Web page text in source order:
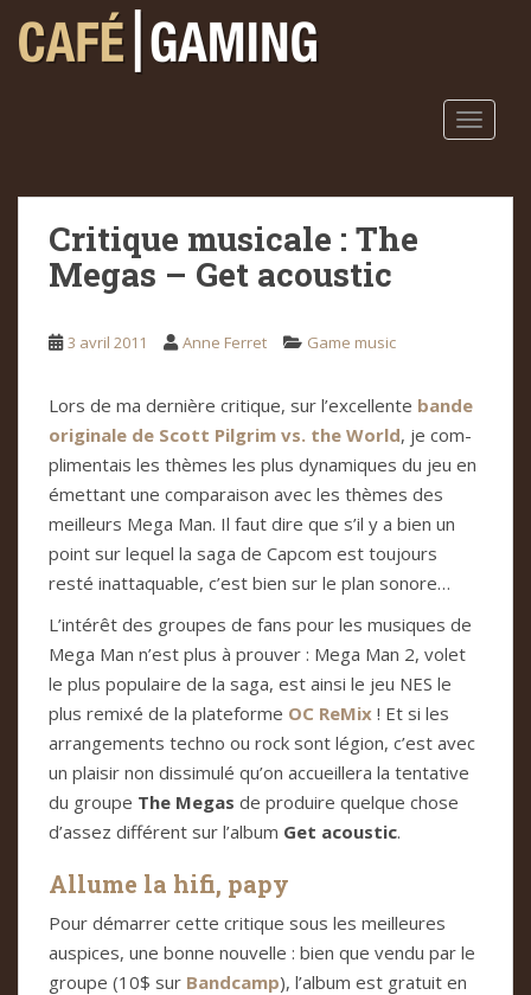
Critique musicale : The
Megas – Get acoustic
3 avril 2011 Anne Ferret Game music
Lors de ma der­nière cri­ti­que, sur l’excel­lente bande
ori­gi­nale de Scott Pil­grim vs. the World, je com­
pli­men­tais les thè­mes les plus dyna­mi­ques du jeu en
émet­tant une com­pa­rai­son avec les thè­mes des
meilleurs Mega Man. Il faut dire que s’il y a bien un
point sur lequel la saga de Cap­com est tou­jours
resté inat­ta­qua­ble, c’est bien sur le plan sonore…
L’inté­rêt des grou­pes de fans pour les musi­ques de
Mega Man n’est plus à prou­ver : Mega Man 2, volet
le plus popu­laire de la saga, est ainsi le jeu NES le
plus remixé de la pla­te­forme OC ReMix ! Et si les
arran­ge­ments techno ou rock sont légion, c’est avec
un plai­sir non dis­si­mulé qu’on accueillera la ten­ta­tive
du groupe The Megas de pro­duire quel­que chose
d’assez dif­fé­rent sur l’album Get acous­tic.
Allume la hifi, papy
Pour démar­rer cette cri­ti­que sous les meilleu­res
aus­pi­ces, une bonne nou­velle : bien que vendu par le
groupe (10$ sur Band­camp), l’album est gra­tuit en